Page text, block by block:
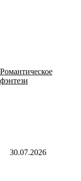
Романтическое
фэнтези
30.07.2026